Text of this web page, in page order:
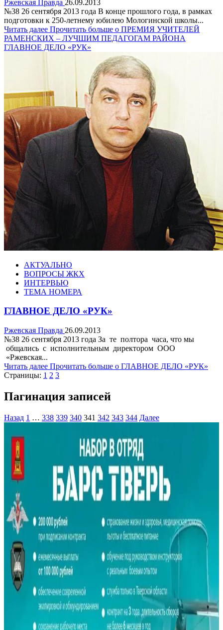
Ржевская Правда 26.09.2013
№38 26 сентября 2013 года В конце прошлого года, в рамках
подготовки к 250-летнему юбилею Мологинской школы...
Читать далее Прочитать больше о ПРЕМИЯ УЧИТЕЛЕЙ
РАМЕНСКИХ – ЛУЧШИМ ПЕДАГОГАМ РАЙОНА
ГЛАВНОЕ ДЕЛО «РУК»
АКТУАЛЬНО
ВОПРОСЫ ЖКХ
ИНТЕРВЬЮ
ТЕМА НОМЕРА
ГЛАВНОЕ ДЕЛО «РУК»
Ржевская Правда 26.09.2013
№38 26 сентября 2013 года За те полтора часа, что мы
общались с исполнительным директором ООО
«Ржевская...
Читать далее Прочитать больше о ГЛАВНОЕ ДЕЛО «РУК»
Страницы: 1 2 3
Пагинация записей
Назад 1 … 338 339 340 341 342 343 344 Далее